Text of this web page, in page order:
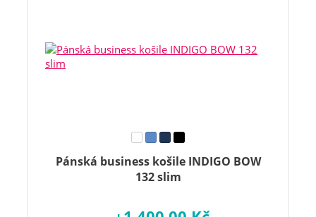
Pánská business košile INDIGO BOW
132 slim